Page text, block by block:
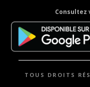
Consultez
TOUS DROITS